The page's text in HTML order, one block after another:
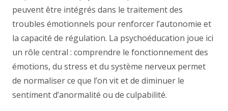
peuvent être intégrés dans le traitement des
troubles émotionnels pour renforcer l’autonomie et
la capacité de régulation. La psychoéducation joue ici
un rôle central : comprendre le fonctionnement des
émotions, du stress et du système nerveux permet
de normaliser ce que l’on vit et de diminuer le
sentiment d’anormalité ou de culpabilité.